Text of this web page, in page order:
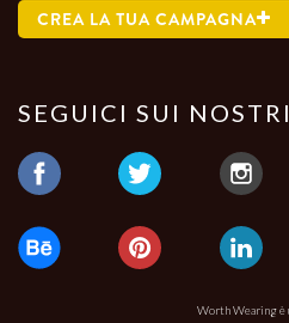
CREA LA TUA CAMPAGNA
SEGUICI SUI
Worth Wearing è